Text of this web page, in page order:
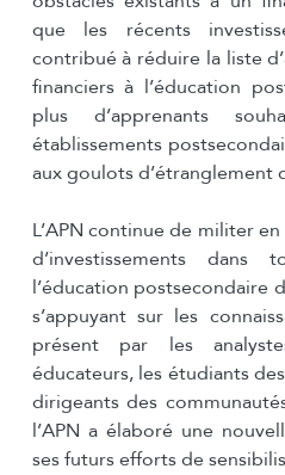
que les récents
contribué à réduire la liste
financiers à l’éducation
plus d’apprenants
établissements
aux goulots d’étranglement
L’APN continue de militer
d’investissements
l’éducation postsecondaire
s’appuyant sur les
présent par les
éducateurs, les étudiants
dirigeants des
l’APN a élaboré une
ses futurs efforts de